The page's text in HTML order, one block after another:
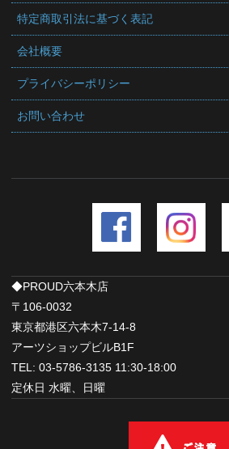
特定商取引法に基づく表記
会社概要
プライバシーポリシー
お問い合わせ
◆PROUD六本木店
〒106-0032
東京都港区六本木7-14-8
アーツショップビルB1F
TEL: 03-5786-3135 11:30-18:00
定休日 水曜、日曜